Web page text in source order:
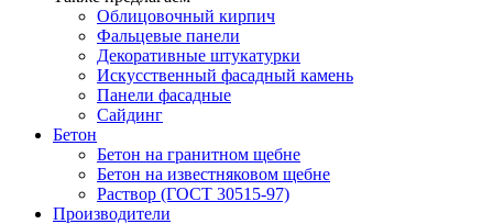
Облицовочный кирпич
Фальцевые панели
Декоративные штукатурки
Искусственный фасадный камень
Панели фасадные
Сайдинг
Бетон
Бетон на гранитном щебне
Бетон на известняковом щебне
Раствор (ГОСТ 30515-97)
Производители